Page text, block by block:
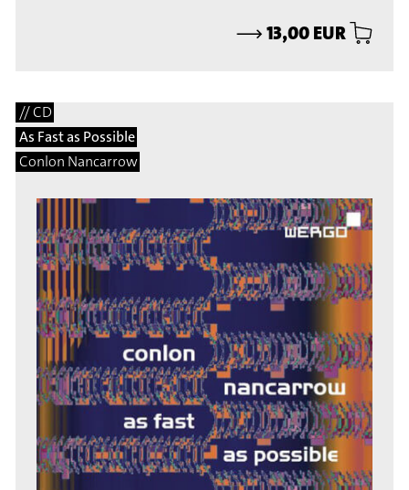
⟶13,00 EUR
// CD
As Fast as Possible
Conlon Nancarrow